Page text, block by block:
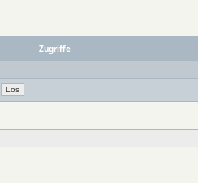
Zugriffe